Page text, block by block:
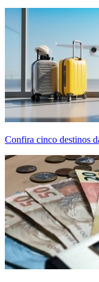
Confira cinco destinos